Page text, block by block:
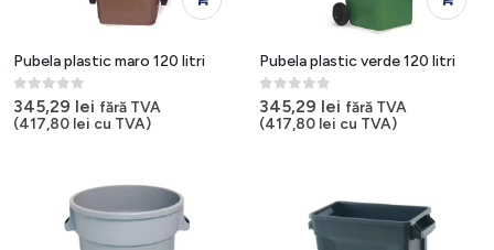
Pubela plastic maro 120 litri
0out of 5
345,29 lei fără TVA
(417,80 lei cu TVA)
Pubela plastic verde 120 litri
0out of 5
345,29 lei fără TVA
(417,80 lei cu TVA)